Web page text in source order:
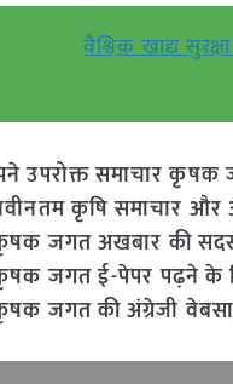
वैश्विक खाद्य
उपरोक्त समाचार कृषक
कृषि समाचार
जगत अखबार की
जगत ई-पेपर पढ़ने के
जगत की अंग्रेजी